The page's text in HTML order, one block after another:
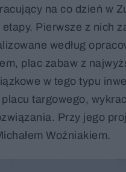
na co dzień w
etapy. Pierwsze z nich
według
plac zabaw z
w tego typu
targowego,
Przy jego
Woźniakiem.